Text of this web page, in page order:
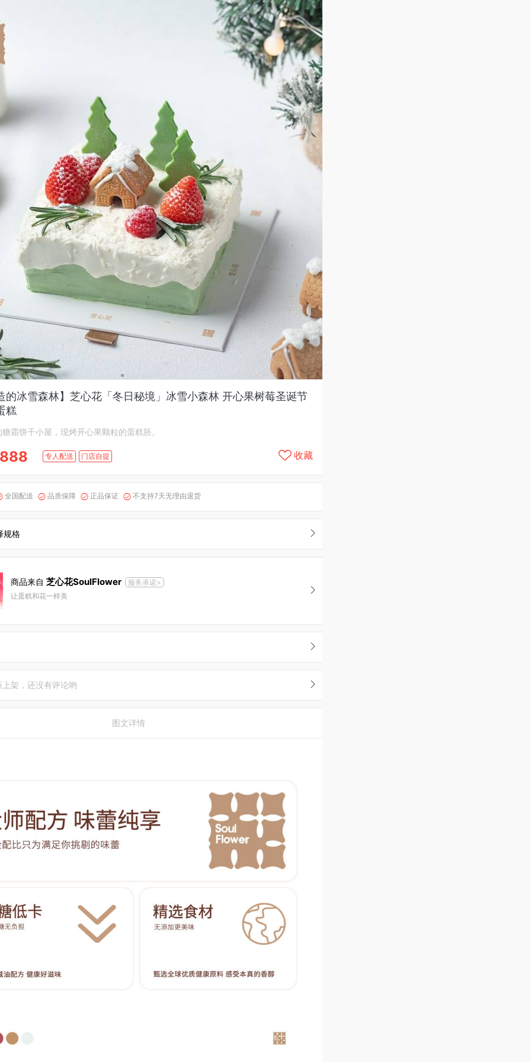
的冰雪森林】芝心花「冬日秘境」冰雪小森林 开心果树莓圣诞节
糕
霜饼干小屋，现烤开心果颗粒的蛋糕胚。
专人配送 门店自提 收藏
全国配送  品质保障  正品保证  不支持7天无理由退货
规格
商品来自 芝心花SoulFlower
服务承诺>
让蛋糕和花一样美
上架，还没有评论哟
图文详情